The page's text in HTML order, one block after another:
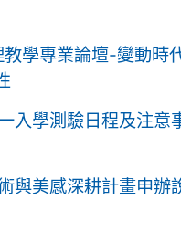
學專業論壇-變動時
入學測驗日程及注意
與美感深耕計畫申辦